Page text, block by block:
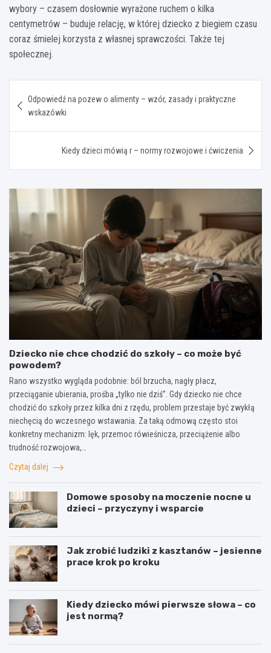
wybory – czasem dosłownie wyrażone ruchem o kilka
centymetrów – buduje relację, w której dziecko z biegiem czasu
coraz śmielej korzysta z własnej sprawczości. Także tej
społecznej.
wpisu
Odpowiedź na pozew o alimenty – wzór, zasady i praktyczne
wskazówki
Kiedy dzieci mówią r – normy rozwojowe i ćwiczenia
Dziecko nie chce chodzić do szkoły – co może być
powodem?
Rano wszystko wygląda podobnie: ból brzucha, nagły płacz,
przeciąganie ubierania, prośba „tylko nie dziś”. Gdy dziecko nie chce
chodzić do szkoły przez kilka dni z rzędu, problem przestaje być zwykłą
niechęcią do wczesnego wstawania. Za taką odmową często stoi
konkretny mechanizm: lęk, przemoc rówieśnicza, przeciążenie albo
trudność rozwojowa,…
Czytaj dalej
Domowe sposoby na moczenie nocne u
dzieci – przyczyny i wsparcie
Jak zrobić ludziki z kasztanów – jesienne
prace krok po kroku
Kiedy dziecko mówi pierwsze słowa – co
jest normą?